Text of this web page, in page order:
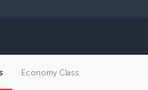
Economy Class